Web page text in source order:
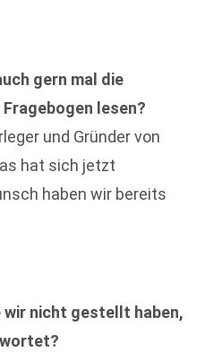
gern mal die
lesen?
und Gründer von
hat sich jetzt
haben wir bereits
wir nicht gestellt haben,